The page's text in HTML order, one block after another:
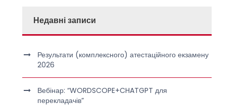
Недавні записи
Результати (комплексного) атестаційного екзамену
2026
Вебінар: “WORDSCOPE+CHATGPT для
перекладачів”